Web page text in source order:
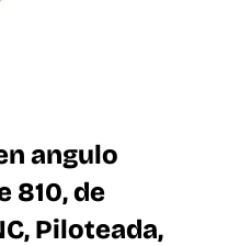
angulo
810, de
Piloteada,